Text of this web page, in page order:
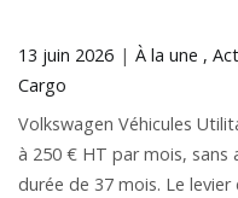
13 juin 2026 À la une
Cargo
Volkswagen Véhicules
à 250 € HT par mois,
durée de 37 mois. Le